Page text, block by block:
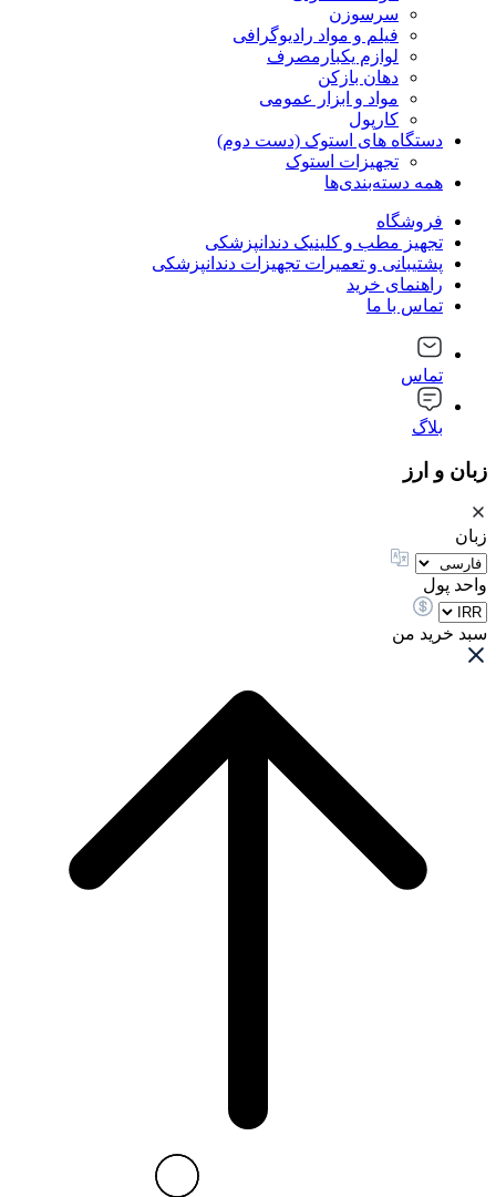
سرسوزن
فیلم و مواد رادیوگرافی
لوازم یکبارمصرف
دهان بازکن
مواد و ابزار عمومی
کارپول
دستگاه های استوک (دست دوم)
تجهیزات استوک
همه دسته‌بندی‌ها
فروشگاه
تجهیز مطب و کلینیک دندانپزشکی
پشتیبانی و تعمیرات تجهیزات دندانپزشکی
راهنمای خرید
تماس با ما
تماس
بلاگ
زبان و ارز
زبان
واحد پول
سبد خرید من